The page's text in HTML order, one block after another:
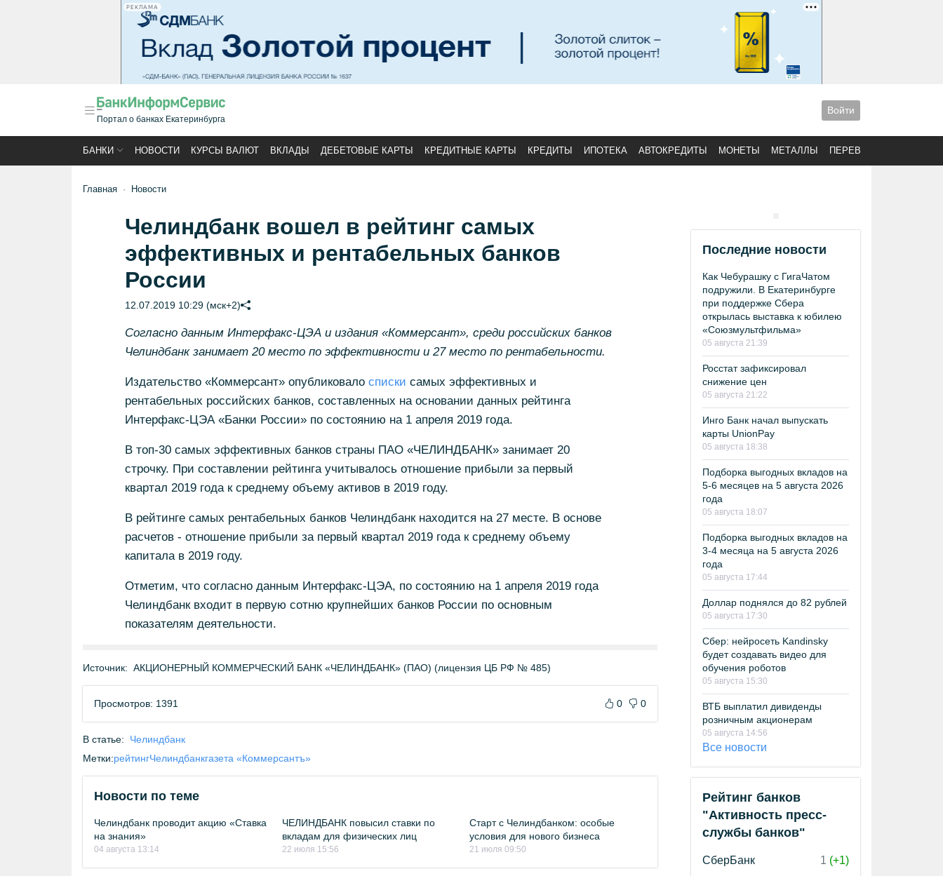
РЕКЛАМА
Портал о банках Екатеринбурга
Войти
БАНКИ НОВОСТИ КУРСЫ ВАЛЮТ ВКЛАДЫ ДЕБЕТОВЫЕ КАРТЫ КРЕДИТНЫЕ КАРТЫ КРЕДИТЫ ИПОТЕКА АВТОКРЕДИТЫ МОНЕТЫ МЕТАЛЛЫ ПЕРЕВОДЫ
Главная Новости
Челиндбанк вошел в рейтинг самых
эффективных и рентабельных банков
России
12.07.2019 10:29 (мск+2)
Согласно данным Интерфакс-ЦЭА и издания «Коммерсант», среди российских банков
Челиндбанк занимает 20 место по эффективности и 27 место по рентабельности.
Издательство «Коммерсант» опубликовало списки самых эффективных и
рентабельных российских банков, составленных на основании данных рейтинга
Интерфакс-ЦЭА «Банки России» по состоянию на 1 апреля 2019 года.
В топ-30 самых эффективных банков страны ПАО «ЧЕЛИНДБАНК» занимает 20
строчку. При составлении рейтинга учитывалось отношение прибыли за первый
квартал 2019 года к среднему объему активов в 2019 году.
В рейтинге самых рентабельных банков Челиндбанк находится на 27 месте. В основе
расчетов - отношение прибыли за первый квартал 2019 года к среднему объему
капитала в 2019 году.
Отметим, что согласно данным Интерфакс-ЦЭА, по состоянию на 1 апреля 2019 года
Челиндбанк входит в первую сотню крупнейших банков России по основным
показателям деятельности.
Источник: АКЦИОНЕРНЫЙ КОММЕРЧЕСКИЙ БАНК «ЧЕЛИНДБАНК» (ПАО) (лицензия ЦБ РФ № 485)
Просмотров: 1391 0 0
В статье:
Челиндбанк
Метки:рейтингЧелиндбанкгазета «Коммерсантъ»
Новости по теме
Челиндбанк проводит акцию «Ставка
на знания»
04 августа 13:14
ЧЕЛИНДБАНК повысил ставки по
вкладам для физических лиц
22 июля 15:56
Старт с Челиндбанком: особые
условия для нового бизнеса
21 июля 09:50
Последние новости
Как Чебурашку с ГигаЧатом
подружили. В Екатеринбурге
при поддержке Сбера
открылась выставка к юбилею
«Союзмультфильма»
05 августа 21:39
Росстат зафиксировал
снижение цен
05 августа 21:22
Инго Банк начал выпускать
карты UnionPay
05 августа 18:38
Подборка выгодных вкладов на
5-6 месяцев на 5 августа 2026
года
05 августа 18:07
Подборка выгодных вкладов на
3-4 месяца на 5 августа 2026
года
05 августа 17:44
Доллар поднялся до 82 рублей
05 августа 17:30
Сбер: нейросеть Kandinsky
будет создавать видео для
обучения роботов
05 августа 15:30
ВТБ выплатил дивиденды
розничным акционерам
05 августа 14:56
Все новости
Рейтинг банков
"Активность пресс-
службы банков"
СберБанк 1 (+1)